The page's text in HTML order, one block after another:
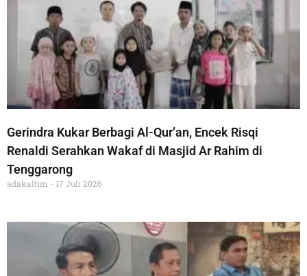
Gerindra Kukar Berbagi Al-Qur’an, Encek Risqi
Renaldi Serahkan Wakaf di Masjid Ar Rahim di
Tenggarong
adakaltim 17 Juli 2026